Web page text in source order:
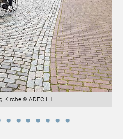
Kirche © ADFC LH